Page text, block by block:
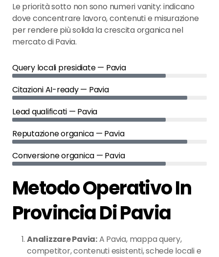
Le priorità sotto non sono numeri vanity: indicano
dove concentrare lavoro, contenuti e misurazione
per rendere più solida la crescita organica nel
mercato di Pavia.
Query locali presidiate — Pavia
Citazioni AI-ready — Pavia
Lead qualificati — Pavia
Reputazione organica — Pavia
Conversione organica — Pavia
Metodo Operativo In
Provincia Di Pavia
Analizzare Pavia:A Pavia, mappa query,
competitor, contenuti esistenti, schede locali e